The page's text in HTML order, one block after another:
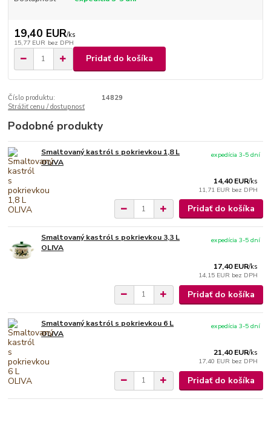
19,40 EUR/ks
15,77 EUR bez DPH
Pridať do košíka
Číslo produktu:
14829
Strážiť cenu / dostupnosť
Podobné produkty
Smaltovaný kastról s pokrievkou 1,8 L
OLIVA
14,40 EUR/ks
11,71 EUR bez DPH
expedícia 3-5 dní
Pridať do košíka
Smaltovaný kastról s pokrievkou 3,3 L
OLIVA
17,40 EUR/ks
14,15 EUR bez DPH
expedícia 3-5 dní
Pridať do košíka
Smaltovaný kastról s pokrievkou 6 L
OLIVA
21,40 EUR/ks
17,40 EUR bez DPH
expedícia 3-5 dní
Pridať do košíka